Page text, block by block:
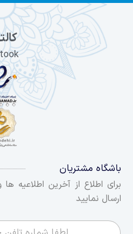
باشگاه مشتریان
برای اطلاع از آخرین اطلاعیه
ارسال نمایید